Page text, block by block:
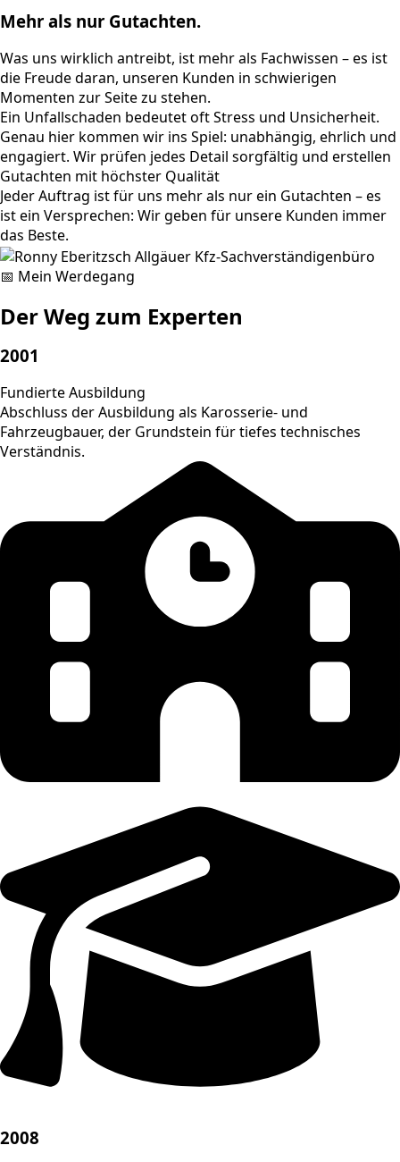
Mehr als nur Gutachten.
Was uns wirklich antreibt, ist mehr als Fachwissen – es ist
die Freude daran, unseren Kunden in schwierigen
Momenten zur Seite zu stehen.
Ein Unfallschaden bedeutet oft Stress und Unsicherheit.
Genau hier kommen wir ins Spiel: unabhängig, ehrlich und
engagiert. Wir prüfen jedes Detail sorgfältig und erstellen
Gutachten mit höchster Qualität
Jeder Auftrag ist für uns mehr als nur ein Gutachten – es
ist ein Versprechen: Wir geben für unsere Kunden immer
das Beste.
📅 Mein Werdegang
Der Weg zum Experten
2001
Fundierte Ausbildung
Abschluss der Ausbildung als Karosserie- und
Fahrzeugbauer, der Grundstein für tiefes technisches
Verständnis.
2008